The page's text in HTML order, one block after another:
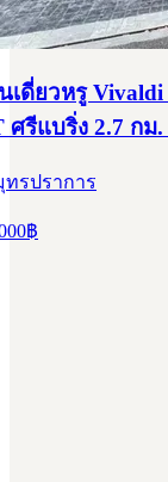
เดี่ยวหรู
ศรีแบริ่ง 2.7 กม
ทรปราการ
฿